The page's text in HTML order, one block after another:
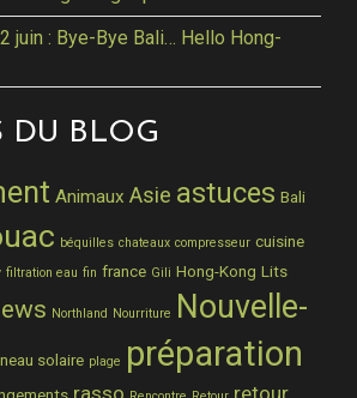
juin : Bye-Bye Bali… Hello Hong-
DU BLOG
Animaux Asie astuces Bali
béquilles chateaux compresseur cuisine
filtration eau fin france Gili Hong-Kong Lits
Northland Nourriture Nouvelle-
solaire plage préparation
rasso retour